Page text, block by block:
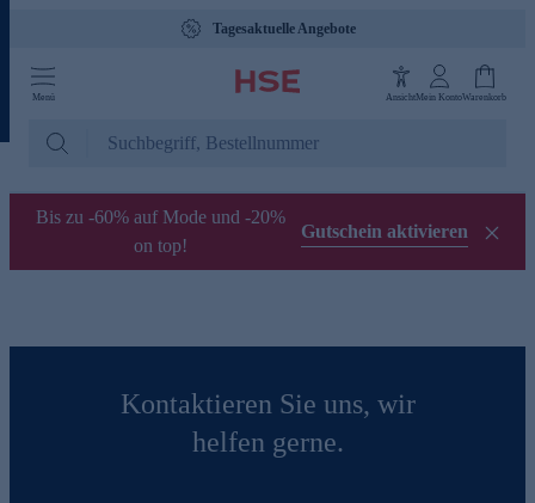
Tagesaktuelle Angebote
Menü AnsichtMein KontoWarenkorb
Bis zu -60% auf Mode und -20%
on top!
Gutschein aktivieren
Kontaktieren Sie uns, wir
helfen gerne.